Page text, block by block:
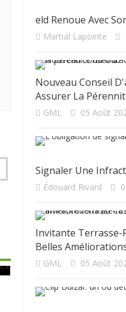
Eld Renoue Avec
Martial Lapointe
Nouveau Conseil
Assurer La
GML 05 Août
Signaler Une
Édouard Rivard
Invitante Terrasse-
Belles
GML 05 Août